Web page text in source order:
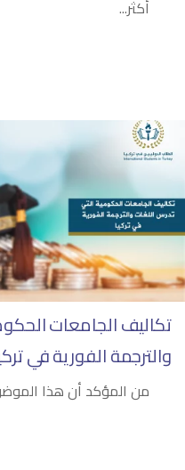
أكثر...
تكاليف الجامعات
والترجمة الفورية في
من المؤكد أن هذا